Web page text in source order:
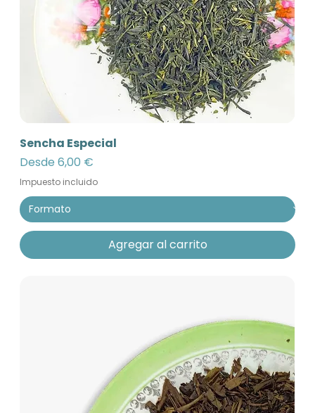
Sencha Especial
Desde6,00 €
Precio de oferta
Impuesto incluido
Agregar al carrito